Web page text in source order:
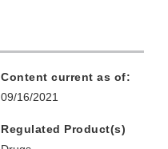
Content current as of:
09/16/2021
Regulated Product(s)